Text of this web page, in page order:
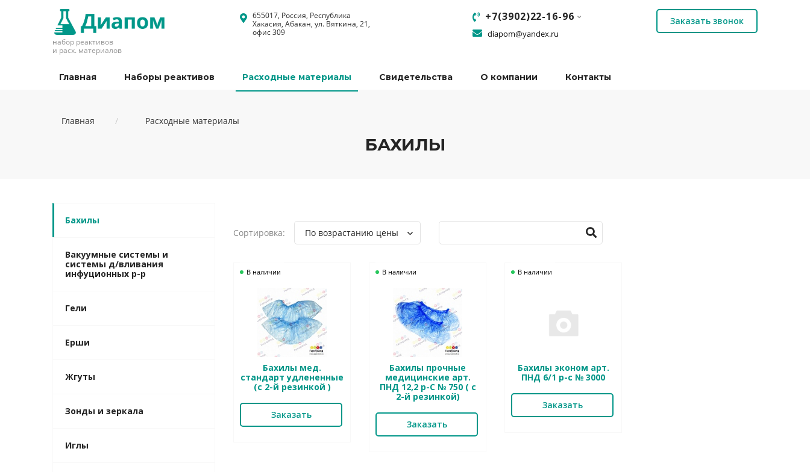
набор реактивов
и расх. материалов
655017, Россия, Республика
Хакасия, Абакан, ул. Вяткина, 21,
офис 309
+7(3902)22-16-96
diapom@yandex.ru
Заказать звонок
Главная Наборы реактивов Расходные материалы Свидетельства О компании Контакты
Главная Расходные материалы
БАХИЛЫ
Бахилы
Вакуумные системы и
системы д/вливания
инфуционных р-р
Гели
Ерши
Жгуты
Зонды и зеркала
Иглы
Сортировка: По возрастанию цены
В наличии
Бахилы мед.
стандарт удлененные
(с 2-й резинкой )
Заказать
В наличии
Бахилы прочные
медицинские арт.
ПНД 12,2 р-С № 750 ( с
2-й резинкой)
Заказать
В наличии
Бахилы эконом арт.
ПНД 6/1 р-с № 3000
Заказать